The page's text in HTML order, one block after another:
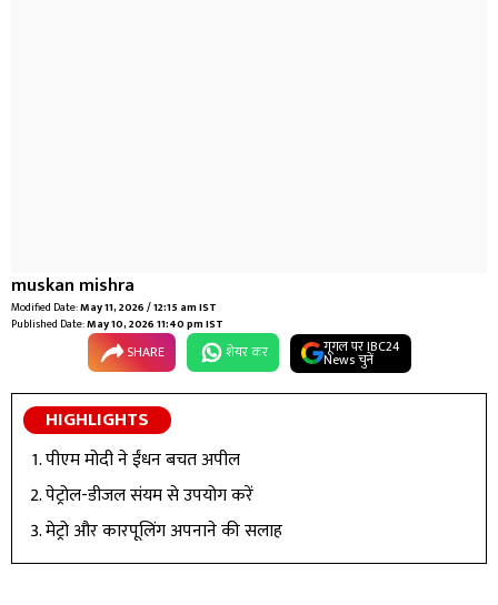
muskan mishra
Modified Date:May 11, 2026 / 12:15 am IST
Published Date:May 10, 2026 11:40 pm IST
SHARE शेयर कर गूगल पर IBC24
News चुनें
HIGHLIGHTS
पीएम मोदी ने ईंधन बचत अपील
पेट्रोल-डीजल संयम से उपयोग करें
मेट्रो और कारपूलिंग अपनाने की सलाह